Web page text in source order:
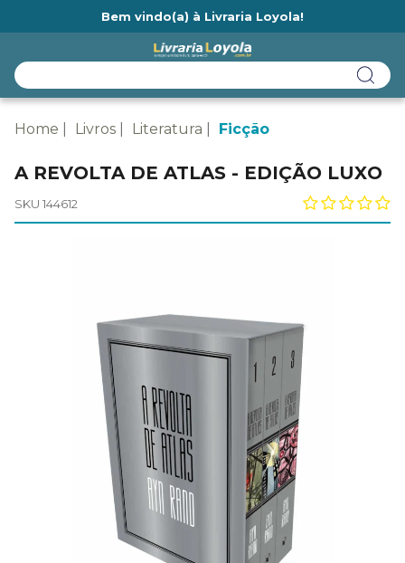
Bem vindo(a) à Livraria Loyola!
Home Livros Literatura Ficção
A REVOLTA DE ATLAS - EDIÇÃO LUXO
SKU 144612